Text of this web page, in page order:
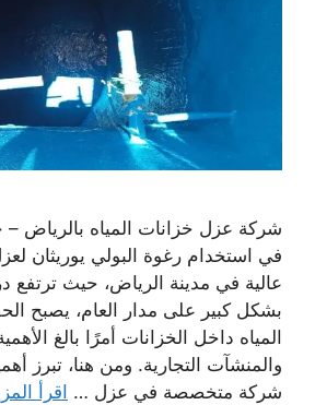
شركة عزل خزانات المياه بالرياض –
في استخدام رغوة البولي يوريثان
عالية في مدينة الرياض، حيث ترتفع
بشكل كبير على مدار العام، يصبح
المياه داخل الخزانات أمرًا بالغ
والمنشآت التجارية. ومن هنا، تبرز
شركة متخصصة في عزل … اقرأ